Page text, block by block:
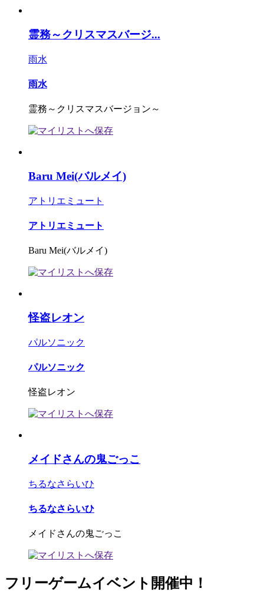
霊務～クリスマスバージ...
雨水
雨水
霊務～クリスマスバージョン～
Baru Mei(バルメイ)
アトリエミュート
アトリエミュート
Baru Mei(バルメイ)
怪盗レオン
パルソニック
パルソニック
怪盗レオン
メイドさんの鬼ごっこ
ちるなさらいひ
ちるなさらいひ
メイドさんの鬼ごっこ
フリーゲームイベント開催中！